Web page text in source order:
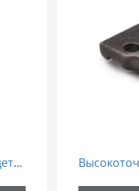
Металлоинъекционные дверные детали MIM порошковая металлургия